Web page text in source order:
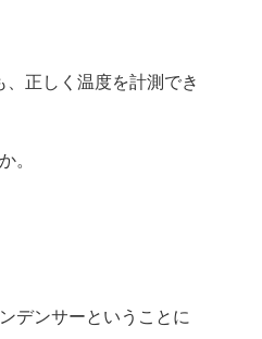
正しく温度を計測でき
。
デンサーということに